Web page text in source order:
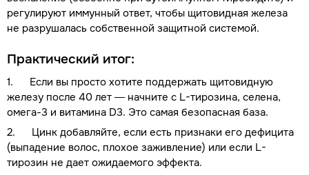
регулируют иммунный ответ, чтобы щитовидная железа
не разрушалась собственной защитной системой.
Практический итог:
1. Если вы просто хотите поддержать щитовидную
железу после 40 лет — начните с L-тирозина, селена,
омега-3 и витамина D3. Это самая безопасная база.
2. Цинк добавляйте, если есть признаки его дефицита
(выпадение волос, плохое заживление) или если L-
тирозин не дает ожидаемого эффекта.